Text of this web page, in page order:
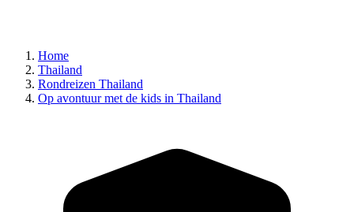
Home
Thailand
Rondreizen Thailand
Op avontuur met de kids in Thailand